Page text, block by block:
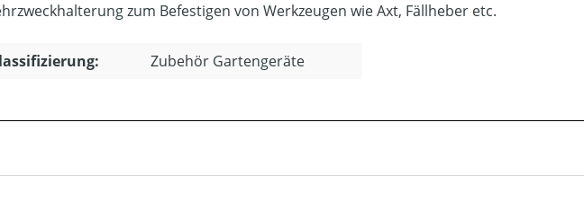
zum Befestigen von Werkzeugen wie Axt, Fällheber etc.
Zubehör Gartengeräte